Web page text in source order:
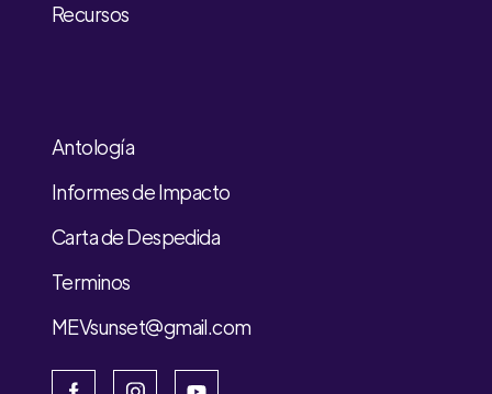
Recursos
Antología
Informes de Impacto
Carta de Despedida
Terminos
MEVsunset@gmail.com